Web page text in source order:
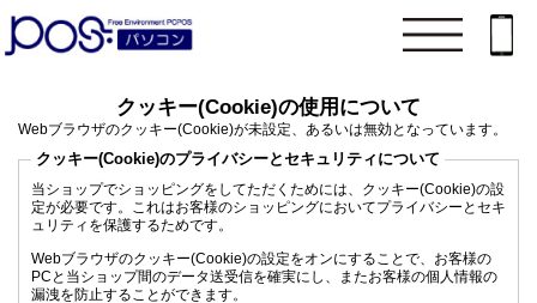
クッキー(Cookie)の使用について
Webブラウザのクッキー(Cookie)が未設定、あるいは無効となっています。
クッキー(Cookie)のプライバシーとセキュリティについて
当ショップでショッピングをしてただくためには、クッキー(Cookie)の設
定が必要です。これはお客様のショッピングにおいてプライバシーとセキ
ュリティを保護するためです。
Webブラウザのクッキー(Cookie)の設定をオンにすることで、お客様の
PCと当ショップ間のデータ送受信を確実にし、またお客様の個人情報の
漏洩を防止することができます。